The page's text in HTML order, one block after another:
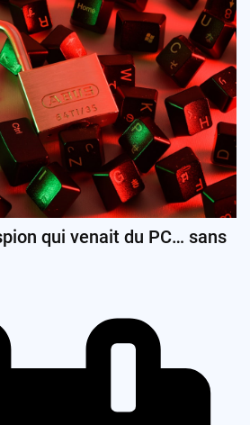
qui venait du PC… sans